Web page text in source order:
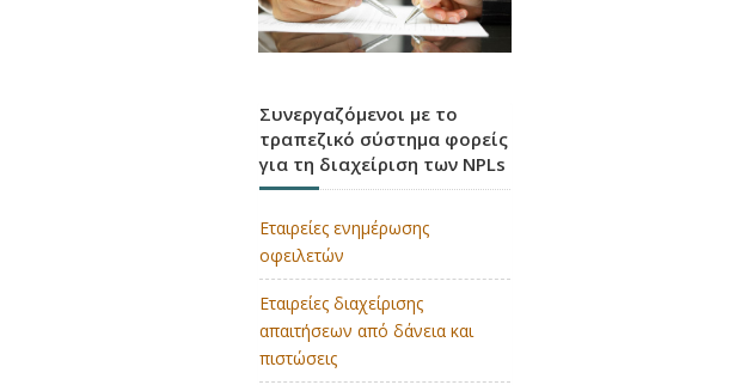
Συνεργαζόμενοι με το
τραπεζικό σύστημα φορείς
για τη διαχείριση των NPLs
Εταιρείες ενημέρωσης
οφειλετών
Εταιρείες διαχείρισης
απαιτήσεων από δάνεια και
πιστώσεις